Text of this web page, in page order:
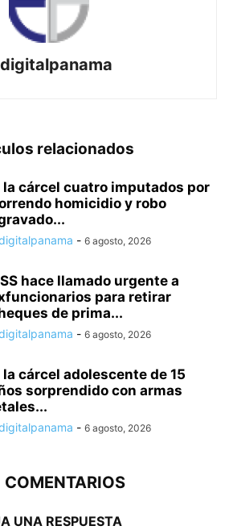
relacionados
la cárcel cuatro imputados por
homicidio y robo
- 6 agosto, 2026
hace llamado urgente a
para retirar
de prima...
- 6 agosto, 2026
la cárcel adolescente de 15
sorprendido con armas
- 6 agosto, 2026
COMENTARIOS
UNA RESPUESTA